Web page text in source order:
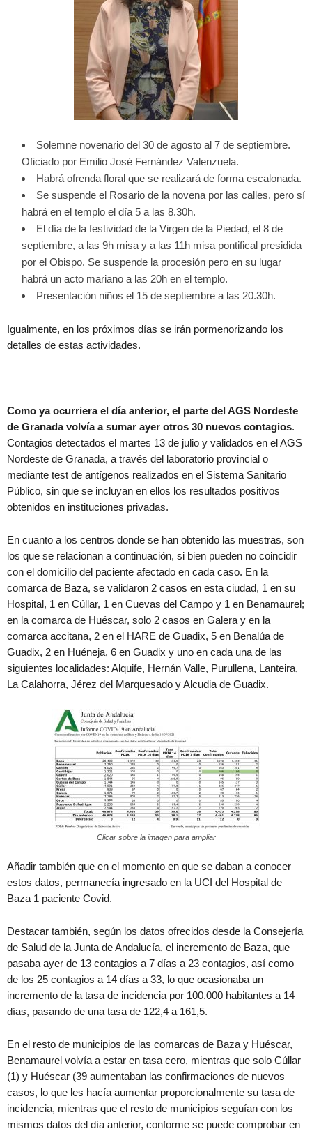
Solemne novenario del 30 de agosto al 7 de septiembre.
Oficiado por Emilio José Fernández Valenzuela.
Habrá ofrenda floral que se realizará de forma escalonada.
Se suspende el Rosario de la novena por las calles, pero sí
habrá en el templo el día 5 a las 8.30h.
El día de la festividad de la Virgen de la Piedad, el 8 de
septiembre, a las 9h misa y a las 11h misa pontifical presidida
por el Obispo. Se suspende la procesión pero en su lugar
habrá un acto mariano a las 20h en el templo.
Presentación niños el 15 de septiembre a las 20.30h.
Igualmente, en los próximos días se irán pormenorizando los
detalles de estas actividades.
Como ya ocurriera el día anterior, el parte del AGS Nordeste
de Granada volvía a sumar ayer otros 30 nuevos contagios.
Contagios detectados el martes 13 de julio y validados en el AGS
Nordeste de Granada, a través del laboratorio provincial o
mediante test de antígenos realizados en el Sistema Sanitario
Público, sin que se incluyan en ellos los resultados positivos
obtenidos en instituciones privadas.
En cuanto a los centros donde se han obtenido las muestras, son
los que se relacionan a continuación, si bien pueden no coincidir
con el domicilio del paciente afectado en cada caso. En la
comarca de Baza, se validaron 2 casos en esta ciudad, 1 en su
Hospital, 1 en Cúllar, 1 en Cuevas del Campo y 1 en Benamaurel;
en la comarca de Huéscar, solo 2 casos en Galera y en la
comarca accitana, 2 en el HARE de Guadix, 5 en Benalúa de
Guadix, 2 en Huéneja, 6 en Guadix y uno en cada una de las
siguientes localidades: Alquife, Hernán Valle, Purullena, Lanteira,
La Calahorra, Jérez del Marquesado y Alcudia de Guadix.
Clicar sobre la imagen para ampliar
Añadir también que en el momento en que se daban a conocer
estos datos, permanecía ingresado en la UCI del Hospital de
Baza 1 paciente Covid.
Destacar también, según los datos ofrecidos desde la Consejería
de Salud de la Junta de Andalucía, el incremento de Baza, que
pasaba ayer de 13 contagios a 7 días a 23 contagios, así como
de los 25 contagios a 14 días a 33, lo que ocasionaba un
incremento de la tasa de incidencia por 100.000 habitantes a 14
días, pasando de una tasa de 122,4 a 161,5.
En el resto de municipios de las comarcas de Baza y Huéscar,
Benamaurel volvía a estar en tasa cero, mientras que solo Cúllar
(1) y Huéscar (39 aumentaban las confirmaciones de nuevos
casos, lo que les hacía aumentar proporcionalmente su tasa de
incidencia, mientras que el resto de municipios seguían con los
mismos datos del día anterior, conforme se puede comprobar en